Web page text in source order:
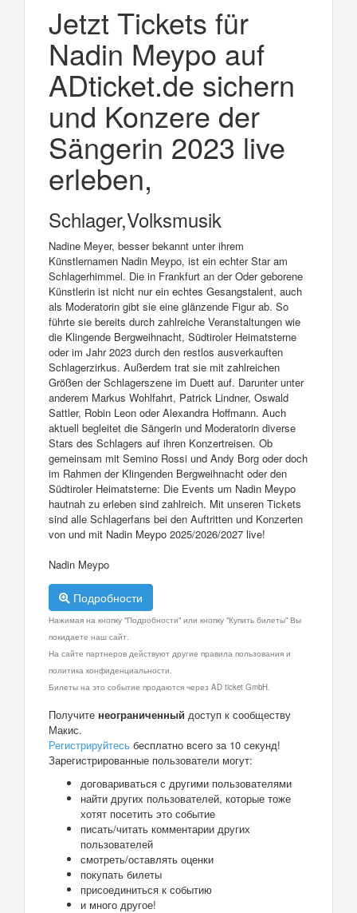
Jetzt Tickets für
Nadin Meypo auf
ADticket.de sichern
und Konzere der
Sängerin 2023 live
erleben,
Schlager,Volksmusik
Nadine Meyer, besser bekannt unter ihrem
Künstlernamen Nadin Meypo, ist ein echter Star am
Schlagerhimmel. Die in Frankfurt an der Oder geborene
Künstlerin ist nicht nur ein echtes Gesangstalent, auch
als Moderatorin gibt sie eine glänzende Figur ab. So
führte sie bereits durch zahlreiche Veranstaltungen wie
die Klingende Bergweihnacht, Südtiroler Heimatsterne
oder im Jahr 2023 durch den restlos ausverkauften
Schlagerzirkus. Außerdem trat sie mit zahlreichen
Größen der Schlagerszene im Duett auf. Darunter unter
anderem Markus Wohlfahrt, Patrick Lindner, Oswald
Sattler, Robin Leon oder Alexandra Hoffmann. Auch
aktuell begleitet die Sängerin und Moderatorin diverse
Stars des Schlagers auf ihren Konzertreisen. Ob
gemeinsam mit Semino Rossi und Andy Borg oder doch
im Rahmen der Klingenden Bergweihnacht oder den
Südtiroler Heimatsterne: Die Events um Nadin Meypo
hautnah zu erleben sind zahlreich. Mit unseren Tickets
sind alle Schlagerfans bei den Auftritten und Konzerten
von und mit Nadin Meypo 2025/2026/2027 live!
Nadin Meypo
Подробности
Нажимая на кнопку "Подробности" или кнопку "Купить билеты" Вы
покидаете наш сайт.
На сайте партнеров действуют другие правила пользования и
политика конфиденциальности.
Билеты на это событие продаются через AD ticket GmbH.
Получите неограниченный доступ к сообществу
Макис.
Регистрируйтесь бесплатно всего за 10 секунд!
Зарегистрированные пользователи могут:
договариваться с другими пользователями
найти других пользователей, которые тоже
хотят посетить это событие
писать/читать комментарии других
пользователей
смотреть/оставлять оценки
покупать билеты
присоединиться к событию
и много другое!